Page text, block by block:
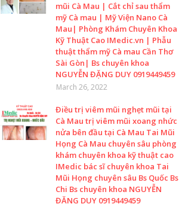
mũi Cà Mau | Cắt chỉ sau thẩm
mỹ Cà mau | Mỹ Viện Nano Cà
Mau| Phòng Khám Chuyên Khoa
Kỹ Thuật Cao IMedic.vn | Phẫu
thuật thẩm mỹ Cà mau Cần Thơ
Sài Gòn| Bs chuyên khoa
NGUYỄN ĐẶNG DUY 0919449459
March 26, 2022
Điều trị viêm mũi nghẹt mũi tại
Cà Mau trị viêm mũi xoang nhức
nửa bên đầu tại Cà Mau Tai Mũi
Họng Cà Mau chuyên sâu phòng
khám chuyên khoa kỹ thuật cao
IMedic bác sĩ chuyên khoa Tai
Mũi Họng chuyên sâu Bs Quốc Bs
Chi Bs chuyên khoa NGUYỄN
ĐẶNG DUY 0919449459